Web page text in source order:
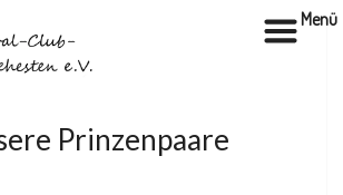
Prinzenpaare
Menü